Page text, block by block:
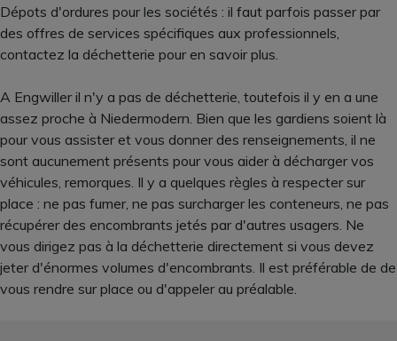
Dépots d'ordures pour les sociétés : il faut parfois passer par
des offres de services spécifiques aux professionnels,
contactez la déchetterie pour en savoir plus.
A Engwiller il n'y a pas de déchetterie, toutefois il y en a une
assez proche à Niedermodern. Bien que les gardiens soient là
pour vous assister et vous donner des renseignements, il ne
sont aucunement présents pour vous aider à décharger vos
véhicules, remorques. Il y a quelques règles à respecter sur
place : ne pas fumer, ne pas surcharger les conteneurs, ne pas
récupérer des encombrants jetés par d'autres usagers. Ne
vous dirigez pas à la déchetterie directement si vous devez
jeter d'énormes volumes d'encombrants. Il est préférable de de
vous rendre sur place ou d'appeler au préalable.